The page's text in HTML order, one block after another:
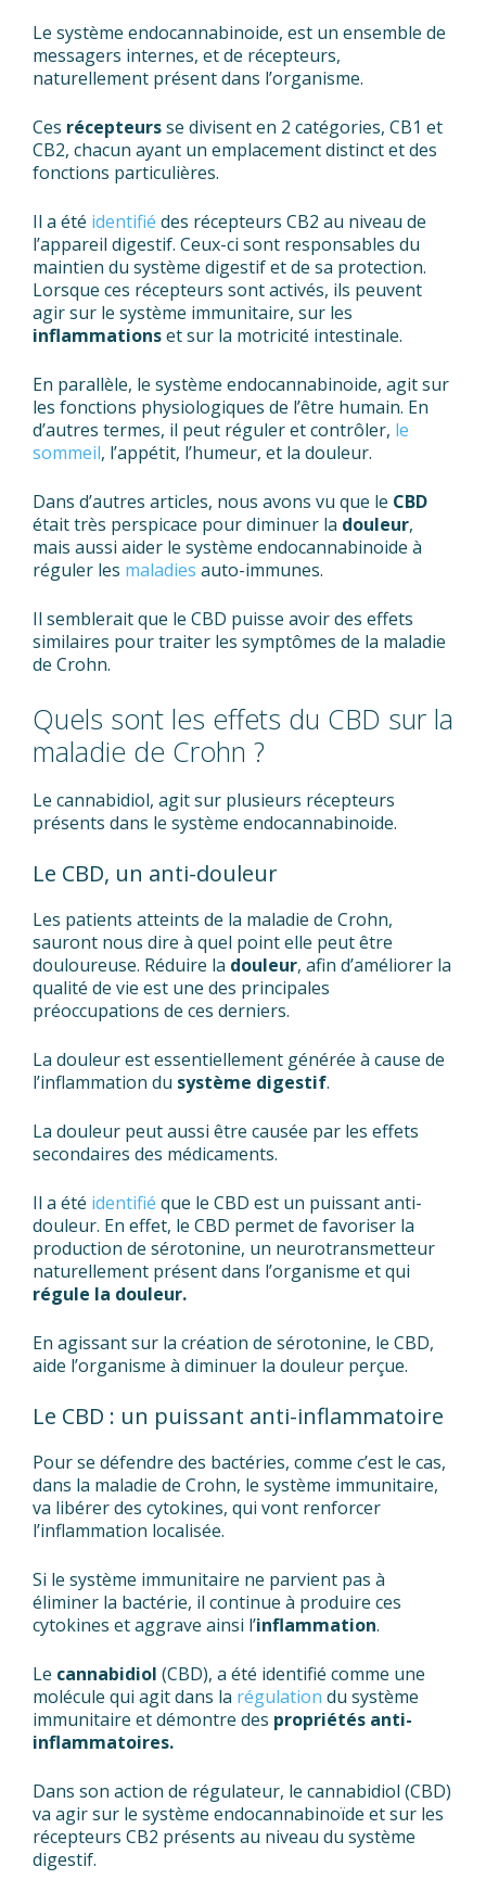
Le système endocannabinoide, est un ensemble de
messagers internes, et de récepteurs,
naturellement présent dans l’organisme.
Ces récepteursse divisent en 2 catégories, CB1 et
CB2, chacun ayant un emplacement distinct et des
fonctions particulières.
Il a été identifié des récepteurs CB2 au niveau de
l’appareil digestif. Ceux-ci sont responsables du
maintien du système digestif et de sa protection.
Lorsque ces récepteurs sont activés, ils peuvent
agir sur le système immunitaire, sur les
inflammationset sur la motricité intestinale.
En parallèle, le système endocannabinoide, agit sur
les fonctions physiologiques de l’être humain. En
d’autres termes, il peut réguler et contrôler, le
sommeil, l’appétit, l’humeur, et la douleur.
Dans d’autres articles, nous avons vu que le CBD
était très perspicace pour diminuer la douleur,
mais aussi aider le système endocannabinoide à
réguler les maladies auto-immunes.
Il semblerait que le CBD puisse avoir des effets
similaires pour traiter les symptômes de la maladie
de Crohn.
Quels sont les effets du CBD sur la
maladie de Crohn ?
Le cannabidiol, agit sur plusieurs récepteurs
présents dans le système endocannabinoide.
Le CBD, un anti-douleur
Les patients atteints de la maladie de Crohn,
sauront nous dire à quel point elle peut être
douloureuse. Réduire la douleur, afin d’améliorer la
qualité de vie est une des principales
préoccupations de ces derniers.
La douleur est essentiellement générée à cause de
l’inflammation du système digestif.
La douleur peut aussi être causée par les effets
secondaires des médicaments.
Il a été identifié que le CBD est un puissant anti-
douleur. En effet, le CBD permet de favoriser la
production de sérotonine, un neurotransmetteur
naturellement présent dans l’organisme et qui
régule la douleur.
En agissant sur la création de sérotonine, le CBD,
aide l’organisme à diminuer la douleur perçue.
Le CBD : un puissant anti-inflammatoire
Pour se défendre des bactéries, comme c’est le cas,
dans la maladie de Crohn, le système immunitaire,
va libérer des cytokines, qui vont renforcer
l’inflammation localisée.
Si le système immunitaire ne parvient pas à
éliminer la bactérie, il continue à produire ces
cytokines et aggrave ainsi l’inflammation.
Le cannabidiol (CBD), a été identifié comme une
molécule qui agit dans la régulation du système
immunitaire et démontre des propriétés anti-
inflammatoires.
Dans son action de régulateur, le cannabidiol (CBD)
va agir sur le système endocannabinoïde et sur les
récepteurs CB2 présents au niveau du système
digestif.